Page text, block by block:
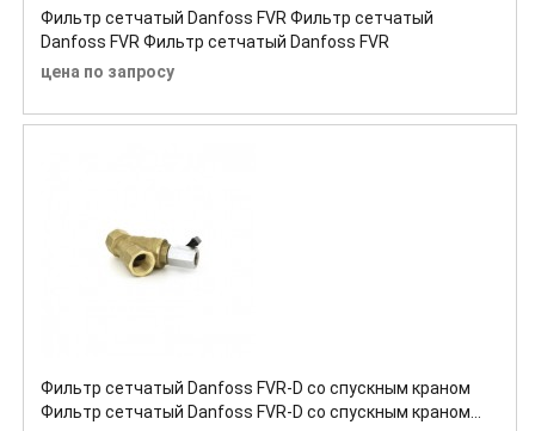
Фильтр сетчатый Danfoss FVR Фильтр сетчатый
Danfoss FVR Фильтр сетчатый Danfoss FVR
цена по запросу
Фильтр сетчатый Danfoss FVR-D со спускным краном
Фильтр сетчатый Danfoss FVR-D со спускным краном